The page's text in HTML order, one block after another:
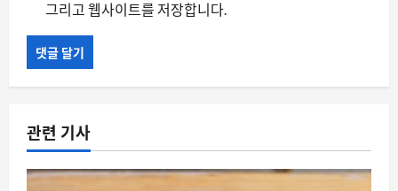
그리고 웹사이트를 저장합니다.
관련 기사